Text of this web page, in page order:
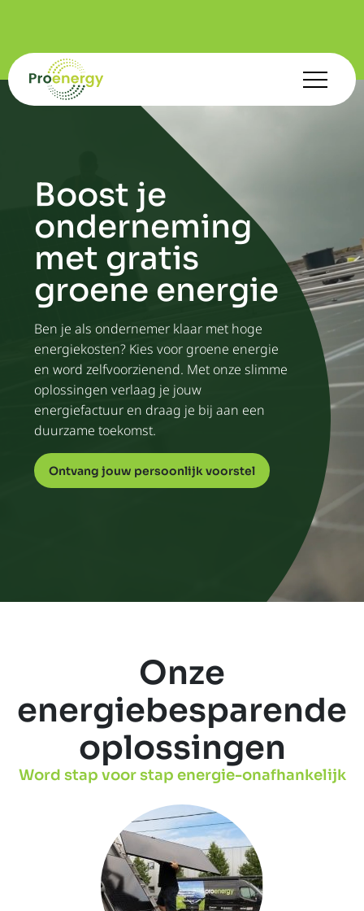
Boost je
onderneming
met gratis
groene energie
Ben je als ondernemer klaar met hoge
energiekosten? Kies voor groene energie
en word zelfvoorzienend. Met onze slimme
oplossingen verlaag je jouw
energiefactuur en draag je bij aan een
duurzame toekomst.
Ontvang jouw persoonlijk voorstel
Onze
energiebesparende
oplossingen
Word stap voor stap energie-onafhankelijk